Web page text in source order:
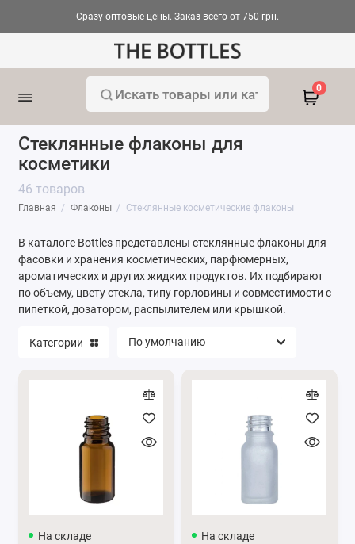
Сразу оптовые цены. Заказ всего от 750 грн.
0
Стеклянные флаконы для
косметики
46 товаров
Главная Флаконы Стеклянные косметические флаконы
Вакуумные флаконы
Косметические флаконы
Палочки для диффузоров
Стеклянные косметические флаконы
Флакони-роллери
Флаконы для аромадиффузоров
Флакон 30 мл
В каталоге Bottles представлены стеклянные флаконы для
фасовки и хранения косметических, парфюмерных,
ароматических и других жидких продуктов. Их подбирают
по объему, цвету стекла, типу горловины и совместимости с
пипеткой, дозатором, распылителем или крышкой.
Категории
На складе На складе